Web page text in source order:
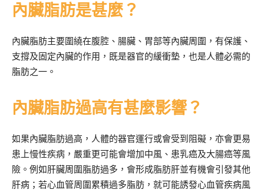
內臟脂肪是甚麼？
內臟脂肪主要圍繞在腹腔、腸臟、胃部等內臟周圍，有保護、
支撐及固定內臟的作用，既是器官的緩衝墊，也是人體必需的
脂肪之一。
內臟脂肪過高有甚麼影響？
如果內臟脂肪過高，人體的器官運行或會受到阻礙，亦會更易
患上慢性疾病，嚴重更可能會增加中風、患乳癌及大腸癌等風
險。例如肝臟周圍脂肪過多，會形成脂肪肝並有機會引發其他
肝病；若心血管周圍累積過多脂肪，就可能誘發心血管疾病風